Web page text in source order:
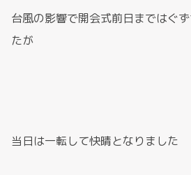
台風の影響で開会式前日まではぐ
たが
当日は一転して快晴となりました